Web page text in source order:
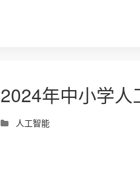
2024年中小学
人工智能